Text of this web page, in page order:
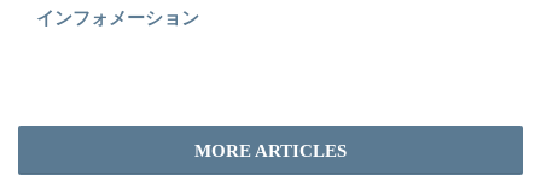
インフォメーション
MORE ARTICLES